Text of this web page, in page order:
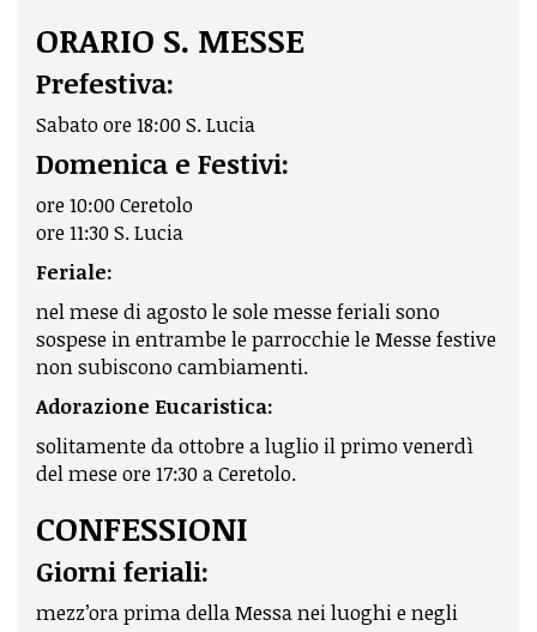
ORARIO S. MESSE
Prefestiva:
Sabato ore 18:00 S. Lucia
Domenica e Festivi:
ore 10:00 Ceretolo
ore 11:30 S. Lucia
Feriale:
nel mese di agosto le sole messe feriali sono
sospese in entrambe le parrocchie le Messe festive
non subiscono cambiamenti.
Adorazione Eucaristica:
solitamente da ottobre a luglio il primo venerdì
del mese ore 17:30 a Ceretolo.
CONFESSIONI
Giorni feriali:
mezz’ora prima della Messa nei luoghi e negli